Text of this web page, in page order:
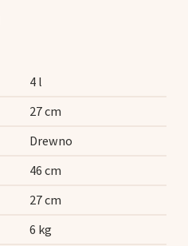
4 l
27 cm
Drewno
46 cm
27 cm
6 kg